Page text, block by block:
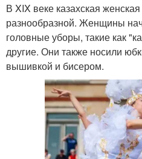
В XIX веке казахская
разнообразной. Женщины
головные уборы, такие как
другие. Они также носили
вышивкой и бисером.